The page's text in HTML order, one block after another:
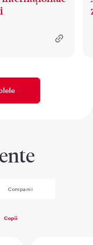
Companii
Copii